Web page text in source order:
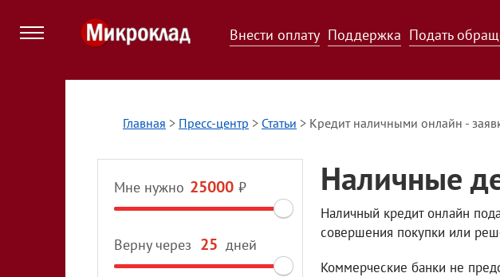
Внести оплату Поддержка Подать
Главная > Пресс-центр > Статьи > Кредит наличными онлайн -
Мне нужно ₽
Верну через дней
Наличные
Наличный кредит онлайн
совершения покупки или
Коммерческие банки не